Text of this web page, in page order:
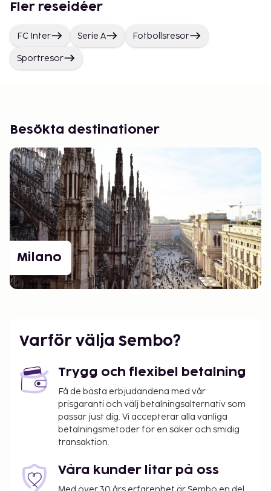
Fler reseidéer
FC Inter Serie A Fotbollsresor
Sportresor
Besökta destinationer
Milano
Varför välja Sembo?
Trygg och flexibel betalning
Få de bästa erbjudandena med vår
prisgaranti och välj betalningsalternativ som
passar just dig. Vi accepterar alla vanliga
betalningsmetoder för en säker och smidig
transaktion.
Våra kunder litar på oss